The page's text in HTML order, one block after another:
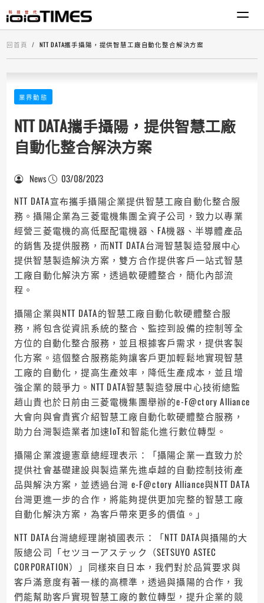
回首頁 NTT DATA攜手攝陽，提供智慧工廠自動化整合解決方案
業界動態
NTT DATA攜手攝陽，提供智慧工廠
自動化整合解決方案
News
03/08/2023
NTT DATA宣布攜手攝陽企業提供智慧工廠自動化整合服
務。攝陽企業為三菱電機集團全資子公司，致力以專業
經營三菱電機的高低壓配電機器、FA機器、半導體產品
的銷售及提供服務，而NTT DATA台灣智慧製造發展中心
提供智慧製造解決方案，雙方合作提供客戶一站式智慧
工廠自動化解決方案，透過軟硬體整合，簡化內部流
程。
攝陽企業與NTT DATA的智慧工廠自動化軟硬體整合服
務，將包含從資訊系統的整合、監控到設備的控制等全
方位的自動化整合服務，並且根據客戶需求，提供客製
化方案。這個整合服務能夠讓客戶更加輕鬆地實現智慧
工廠的自動化，提高生產效率，降低生產成本，並且增
強企業的競爭力。NTT DATA智慧製造發展中心技術總監
趙山貴也於日前由三菱電機集團舉辦的e-F@ctory Alliance
大會向與會貴賓介紹智慧工廠自動化軟硬體整合服務，
助力台灣製造業者加速IoT和智能化進行數位轉型。
攝陽企業渡邊憲章總經理表示：「攝陽企業一直致力於
提供社會基礎建設與製造業先進卓越的自動控制技術產
品與解決方案，並透過台灣 e-F@ctory Alliance與NTT DATA
台灣更進一步的合作，將能夠提供更加完整的智慧工廠
自動化解決方案，為客戶帶來更多的價值。」
NTT DATA台灣總經理謝禎國表示：「NTT DATA與攝陽的大
阪總公司「セツヨーアステック（SETSUYO ASTEC
CORPORATION）」同樣來自日本，我們對於品質要求與
客戶滿意度有著一樣的高標準，透過與攝陽的合作，我
們能幫助客戶實現智慧工廠的數位轉型，提升企業的競